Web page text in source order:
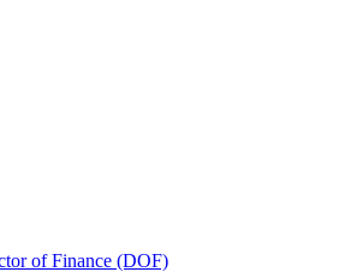
of Finance (DOF)